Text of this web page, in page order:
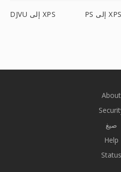
DJVU إلى XPS PS إلى XPS
About
صيغ
Help
Status